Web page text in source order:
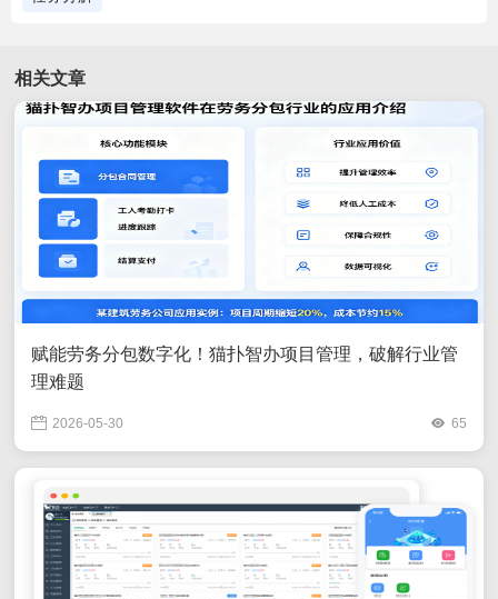
相关文章
赋能劳务分包数字化！猫扑智办项目管理，破解行业管
理难题
2026-05-30 65